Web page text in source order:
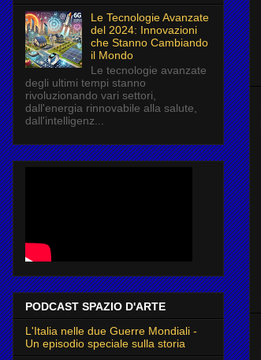
Le Tecnologie Avanzate
del 2024: Innovazioni
che Stanno Cambiando
il Mondo
Le tecnologie avanzate
degli ultimi tempi stanno
rivoluzionando vari settori,
dall'energia rinnovabile alla salute,
dall'intelligenz...
PODCAST SPAZIO D'ARTE
L'Italia nelle due Guerre Mondiali -
Un episodio speciale sulla storia